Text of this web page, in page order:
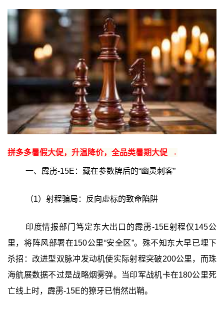
拼多多暑假大促，升温降价，全品类暑期大促 →
一、霹雳-15E：藏在参数牌后的“幽灵刺客”
（1）射程骗局：反向虚标的致命陷阱
印度情报部门笃定东大出口的霹雳-15E射程仅145公
里，将阵风部署在150公里“安全区”。殊不知东大早已埋下
杀招：改进型双脉冲发动机使实际射程突破200公里，而珠
海航展数据不过是战略烟雾弹。当印军战机卡在180公里死
亡线上时，霹雳-15E的獠牙已悄然出鞘。